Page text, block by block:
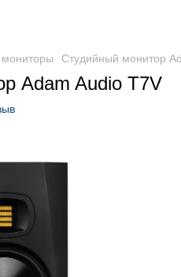
Студийный монитор
Adam Audio T7V